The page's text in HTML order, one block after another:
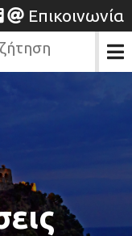
Επικοινωνία